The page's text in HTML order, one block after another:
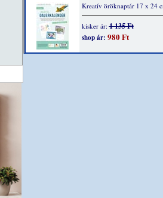
Kreatív öröknaptár 17 x 24
kisker ár:1 135 Ft
shop ár: 980 Ft